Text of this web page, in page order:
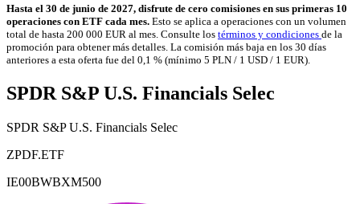
Hasta el 30 de junio de 2027, disfrute de cero comisiones en sus primeras 10
operaciones con ETF cada mes. Esto se aplica a operaciones con un volumen
total de hasta 200 000 EUR al mes. Consulte los términos y condiciones de la
promoción para obtener más detalles. La comisión más baja en los 30 días
anteriores a esta oferta fue del 0,1 % (mínimo 5 PLN / 1 USD / 1 EUR).
SPDR S&P U.S. Financials Selec
SPDR S&P U.S. Financials Selec
ZPDF.ETF
IE00BWBXM500